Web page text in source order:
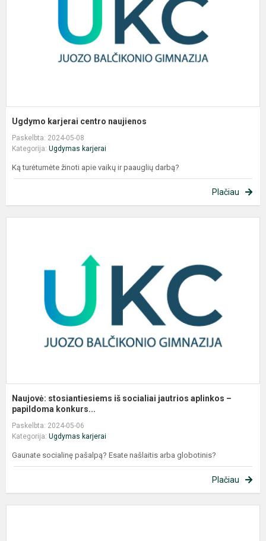
Ugdymo karjerai centro naujienos
Paskelbta: 2024-05-08
Kategorija: Ugdymas karjerai
Ką turėtumėte žinoti apie vaikų ir paauglių darbą?
Plačiau
Naujovė: stosiantiesiems iš socialiai jautrios aplinkos –
papildoma konkurs...
Paskelbta: 2024-05-06
Kategorija: Ugdymas karjerai
Gaunate socialinę pašalpą? Esate našlaitis arba globotinis?
Plačiau